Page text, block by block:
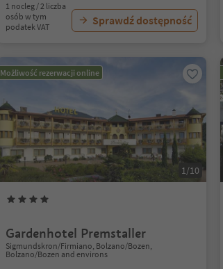
1 nocleg / 2 liczba
osób w tym
podatek VAT
Sprawdź dostępność
Możliwość rezerwacji online
1/10
Gardenhotel Premstaller
Sigmundskron/Firmiano, Bolzano/Bozen,
Bolzano/Bozen and environs